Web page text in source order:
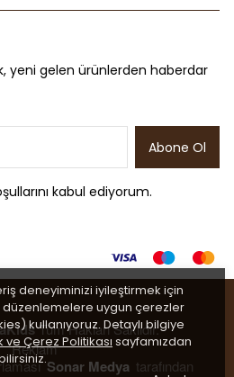
deneyiminizi iyileştirmek için
düzenlemelere uygun çerezler
kullanıyoruz. Detaylı bilgiye
ve Çerez Politikası sayfamızdan
yeni gelen ürünlerden haberdar
Abone Ol
kabul ediyorum.
Tüm Hakları Saklıdır.
Reklam
Sonar Medya tarafından